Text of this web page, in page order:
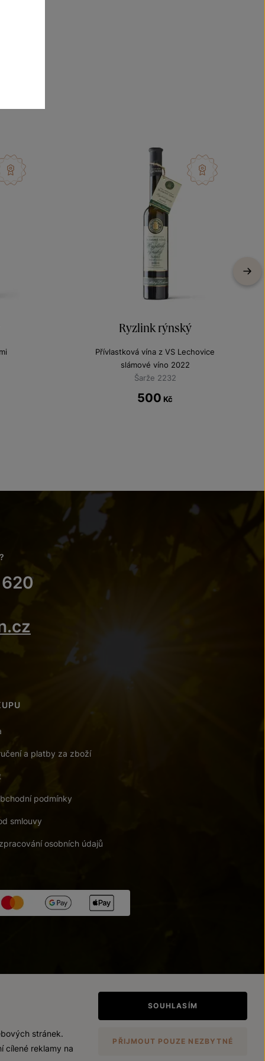
Ryzlink rýnský
Přívlastková vína z VS Lechovice
slámové víno 2022
Šarže 2232
500 Kč
a platby za zboží
podmínky
smlouvy
osobních údajů
stránek.
cílené reklamy na
SOUHLASÍM
PŘIJMOUT POUZE NEZBYTNÉ